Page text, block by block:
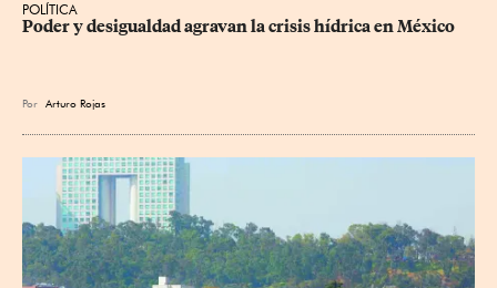
POLÍTICA
Poder y desigualdad agravan la crisis hídrica en México
Por Arturo Rojas